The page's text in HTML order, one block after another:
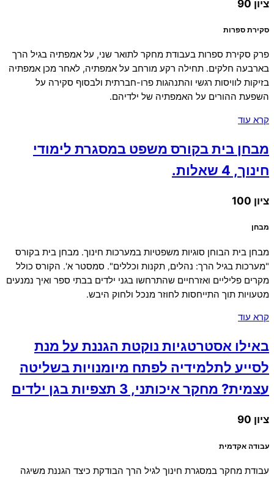
ציון 90
סקירת ספרות
פרק סקירת ספרות בעבודת מחקר לתואר שני, על אמפתיה בגיל הרך
בארבעה חלקים. תחילה רקע מורחב על אמפתיה, לאחר מכן אמפתיה
בזיקות לוויסות רגשי והתנהגות פרו-חברתית ולבסוף סקירה על
השפעת ההורים על האמפתיה של ילדיהם.
קרא עוד
מבחן בית בקורס משפט במסגרת לימודי
חינוך, 4 שאלות.
ציון 100
מבחן
מבחן בית הבוחן סוגיות משפטיות במערכות חינוך. מבחן בית בקורס
"מערכות בגיל הרך: נהלים, תקנות וכללים". סמסטר א'. הקורס כולל
מקרים פליליים ואזרחיים שהתרחשו בגני ילדים בבתי ספר ואיך נמנעים
מטעויות תוך התייחסות לחוזר מנכל ולחוק היבש.
קרא עוד
באילו אסטרטגיות נוקטת הגננת על מנת
לסייע לתלמידיה לפתח מיומנויות בשליטה
עצמית? מחקר איכותני, 3 תצפיות בגן ילדים
ציון 90
עבודה אקדמית
עבודת מחקר במסגרת חינוך לגיל הרך הבודקת כיצד הגננת משיגה